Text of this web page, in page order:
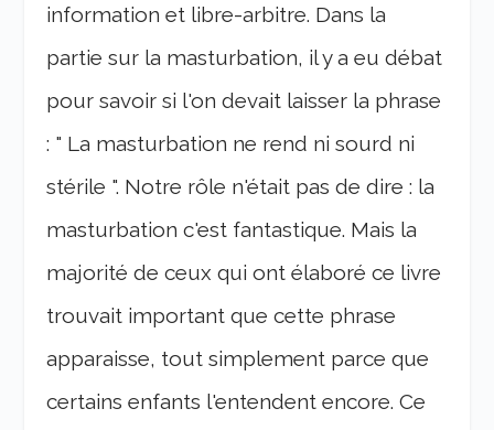
information et libre-arbitre. Dans la
partie sur la masturbation, il y a eu débat
pour savoir si l'on devait laisser la phrase
: " La masturbation ne rend ni sourd ni
stérile ". Notre rôle n'était pas de dire : la
masturbation c'est fantastique. Mais la
majorité de ceux qui ont élaboré ce livre
trouvait important que cette phrase
apparaisse, tout simplement parce que
certains enfants l'entendent encore. Ce